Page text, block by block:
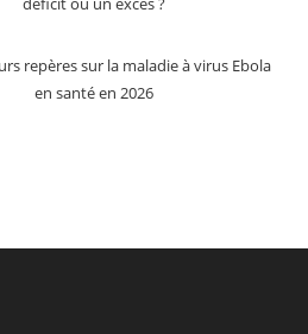
repères sur la maladie à virus Ebola
en santé en 2026